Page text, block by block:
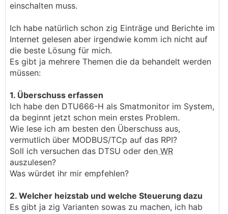
einschalten muss.
Ich habe natürlich schon zig Einträge und Berichte im
Internet gelesen aber irgendwie komm ich nicht auf
die beste Lösung für mich.
Es gibt ja mehrere Themen die da behandelt werden
müssen:
1. Überschuss erfassen
Ich habe den DTU666-H als Smatmonitor im System,
da beginnt jetzt schon mein erstes Problem.
Wie lese ich am besten den Überschuss aus,
vermutlich über MODBUS/TCp auf das RPI?
Soll ich versuchen das DTSU oder den WR
auszulesen?
Was würdet ihr mir empfehlen?
2. Welcher heizstab und welche Steuerung dazu
Es gibt ja zig Varianten sowas zu machen, ich hab